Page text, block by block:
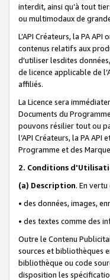
interdit, ainsi qu’à tout
ou multimodaux de
L’API Créateurs, la PA
contenus relatifs aux
d'utiliser lesdites
de licence applicable de
affiliés.
La Licence sera
Documents du
pouvons résilier tout ou
l’API Créateurs, la PA
Programme et des
2. Conditions
(a) Description. En
• des données, images,
• des textes comme des
Outre le Contenu
sources et bibliothèques
bibliothèque ou code
disposition les